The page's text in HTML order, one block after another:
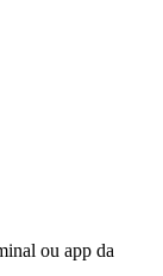
ou app da